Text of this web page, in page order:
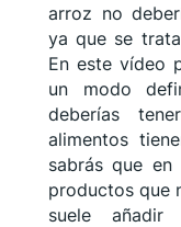
arroz no
ya que se
En este vídeo
un modo
deberías
alimentos
sabrás que
productos que
suele